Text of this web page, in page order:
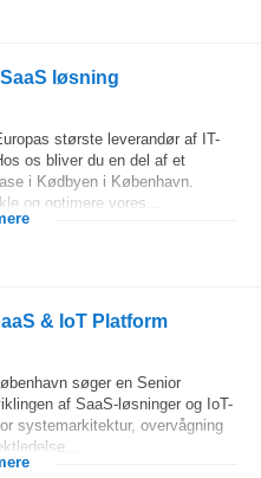
løsning
største leverandør af IT-
os bliver du en del af et
i Kødbyen i København.
og optimere vores...
& IoT Platform
søger en Senior
af SaaS-løsninger og IoT-
systemarkitektur, overvågning